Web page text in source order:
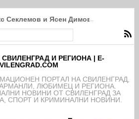
Секлемов и Ясен Димов са новите
И РЕГИОНА | E-
ПОРТАЛ НА СВИЛЕНГРАД,
ЛЮБИМЕЦ И РЕГИОНА.
НОВИНИ ОТ СВИЛЕНГРАД ЗА
СПОРТ И КРИМИНАЛНИ НОВИНИ.